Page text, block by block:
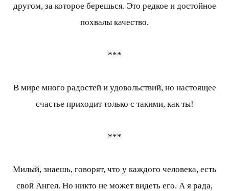
другом, за которое берешься. Это редкое и достойное
похвалы качество.
***
В мире много радостей и удовольствий, но настоящее
счастье приходит только с такими, как ты!
***
Милый, знаешь, говорят, что у каждого человека, есть
свой Ангел. Но никто не может видеть его. А я рада,